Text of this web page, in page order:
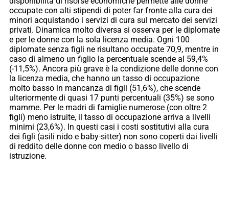
occupate con alti stipendi di poter far fronte alla cura dei
minori acquistando i servizi di cura sul mercato dei servizi
privati. Dinamica molto diversa si osserva per le diplomate
e per le donne con la sola licenza media. Ogni 100
diplomate senza figli ne risultano occupate 70,9, mentre in
caso di almeno un figlio la percentuale scende al 59,4%
(-11,5%). Ancora più grave è la condizione delle donne con
la licenza media, che hanno un tasso di occupazione
molto basso in mancanza di figli (51,6%), che scende
ulteriormente di quasi 17 punti percentuali (35%) se sono
mamme. Per le madri di famiglie numerose (con oltre 2
figli) meno istruite, il tasso di occupazione arriva a livelli
minimi (23,6%). In questi casi i costi sostitutivi alla cura
dei figli (asili nido e baby-sitter) non sono coperti dai livelli
di reddito delle donne con medio o basso livello di
istruzione.